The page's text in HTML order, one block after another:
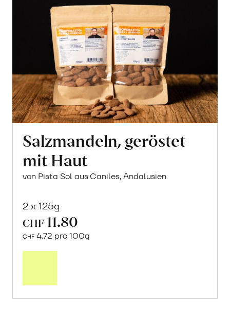
Salzmandeln, geröstet
mit Haut
von Pista Sol aus Caniles, Andalusien
2 x 125g
CHF 11.80
CHF 4.72 pro 100g